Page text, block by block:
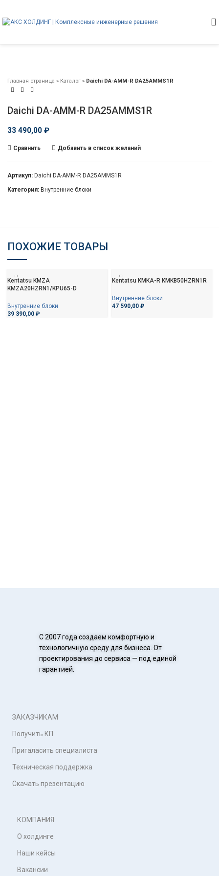
Главная страница » Каталог » Daichi DA-AMM-R DA25AMMS1R
Daichi DA-AMM-R DA25AMMS1R
33 490,00 ₽
Сравнить Добавить в список желаний
Артикул: Daichi DA-AMM-R DA25AMMS1R
Категория: Внутренние блоки
ПОХОЖИЕ ТОВАРЫ
Kentatsu KMZA
KMZA20HZRN1/KPU65-D
Внутренние блоки
39 390,00 ₽
Kentatsu KMKA-R KMKB50HZRN1R
Внутренние блоки
47 590,00 ₽
С 2007 года создаем комфортную и
технологичную среду для бизнеса. От
проектирования до сервиса — под единой
гарантией.
ЗАКАЗЧИКАМ
Получить КП
Пригаласить специалиста
Техническая поддержка
Скачать презентацию
КОМПАНИЯ
О холдинге
Наши кейсы
Вакансии